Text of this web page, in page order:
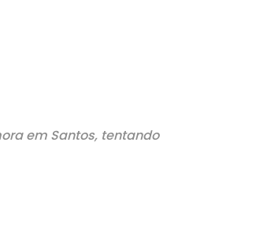
em Santos, tentando